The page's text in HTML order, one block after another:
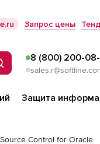
Запрос цены
8 (800) 200-
Защита
Control for Oracle